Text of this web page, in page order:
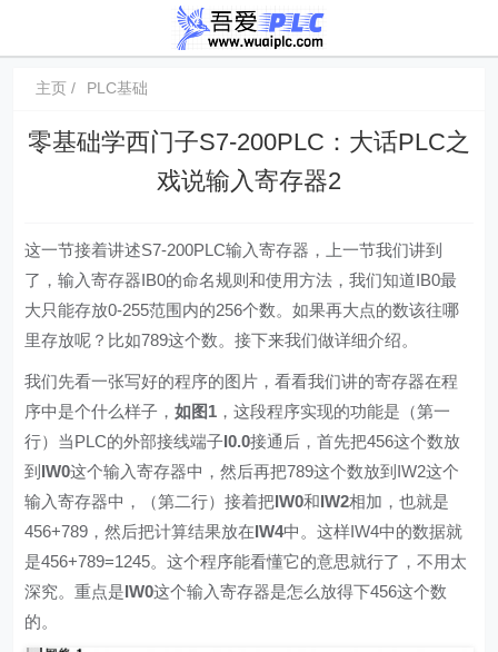
主页 PLC基础
零基础学西门子S7-200PLC：大话PLC之
戏说输入寄存器2
这一节接着讲述S7-200PLC输入寄存器，上一节我们讲到
了，输入寄存器IB0的命名规则和使用方法，我们知道IB0最
大只能存放0-255范围内的256个数。如果再大点的数该往哪
里存放呢？比如789这个数。接下来我们做详细介绍。
我们先看一张写好的程序的图片，看看我们讲的寄存器在程
序中是个什么样子，如图1 ，这段程序实现的功能是（第一
行）当PLC的外部接线端子I0.0接通后，首先把456这个数放
到 IW0这个输入寄存器中，然后再把789这个数放到IW2这个
输入寄存器中，（第二行）接着把IW0和IW2相加，也就是
456+789，然后把计算结果放在IW4中。这样IW4中的数据就
是456+789=1245。这个程序能看懂它的意思就行了，不用太
深究。重点是IW0这个输入寄存器是怎么放得下456这个数
的。